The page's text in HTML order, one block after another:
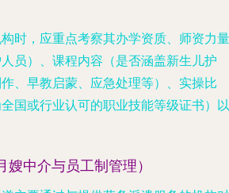
构时，应重点考察其办学资质、师资力量
员）、课程内容（是否涵盖新生儿护
、早教启蒙、应急处理等）、实操比
国或行业认可的职业技能等级证书）以
中介与员工制管理）